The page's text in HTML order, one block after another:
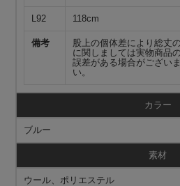
L92 118cm
備考
股上の個体差により総丈
に関しましては実物商品
誤差がある場合がござい
い。
カラー
ブルー
素材
ウール、ポリエステル